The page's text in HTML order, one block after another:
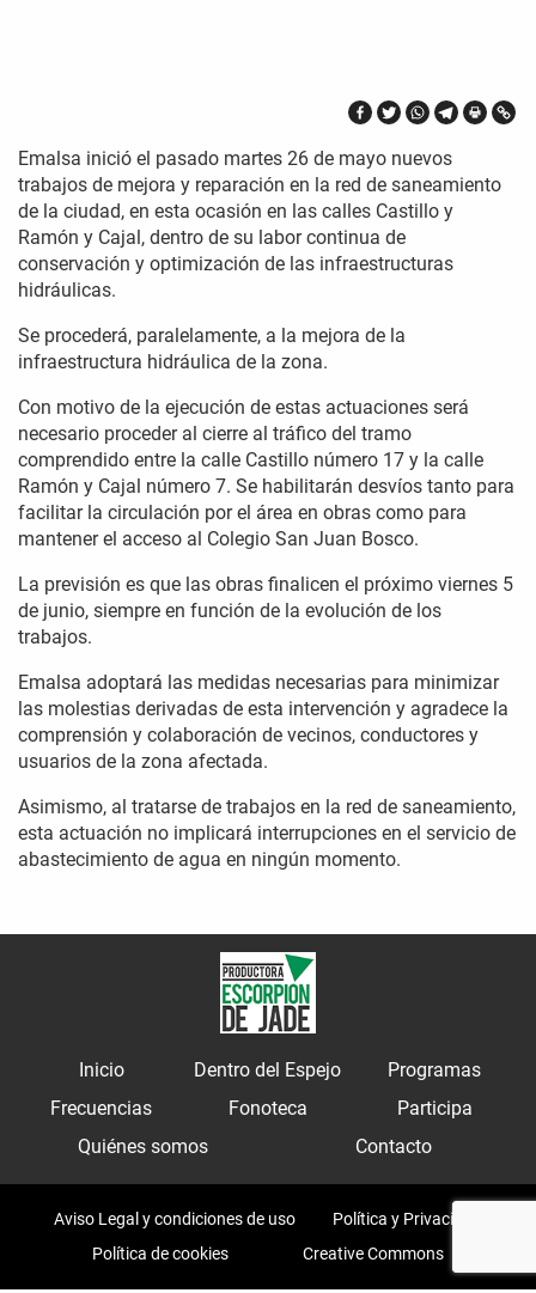
Emalsa inició el pasado martes 26 de mayo nuevos
trabajos de mejora y reparación en la red de saneamiento
de la ciudad, en esta ocasión en las calles Castillo y
Ramón y Cajal, dentro de su labor continua de
conservación y optimización de las infraestructuras
hidráulicas.
Se procederá, paralelamente, a la mejora de la
infraestructura hidráulica de la zona.
Con motivo de la ejecución de estas actuaciones será
necesario proceder al cierre al tráfico del tramo
comprendido entre la calle Castillo número 17 y la calle
Ramón y Cajal número 7. Se habilitarán desvíos tanto para
facilitar la circulación por el área en obras como para
mantener el acceso al Colegio San Juan Bosco.
La previsión es que las obras finalicen el próximo viernes 5
de junio, siempre en función de la evolución de los
trabajos.
Emalsa adoptará las medidas necesarias para minimizar
las molestias derivadas de esta intervención y agradece la
comprensión y colaboración de vecinos, conductores y
usuarios de la zona afectada.
Asimismo, al tratarse de trabajos en la red de saneamiento,
esta actuación no implicará interrupciones en el servicio de
abastecimiento de agua en ningún momento.
Inicio Dentro del Espejo
Programas
Frecuencias
Fonoteca
Participa
Quiénes somos
Contacto
Aviso Legal y condiciones de uso
Política y Privacidad
Política de cookies
Creative Commons